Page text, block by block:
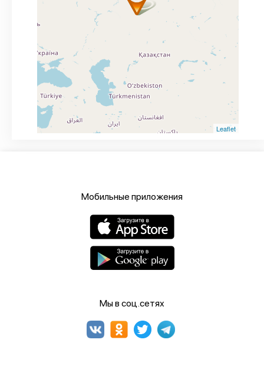
Leaflet
Мобильные приложения
Мы в соц.сетях